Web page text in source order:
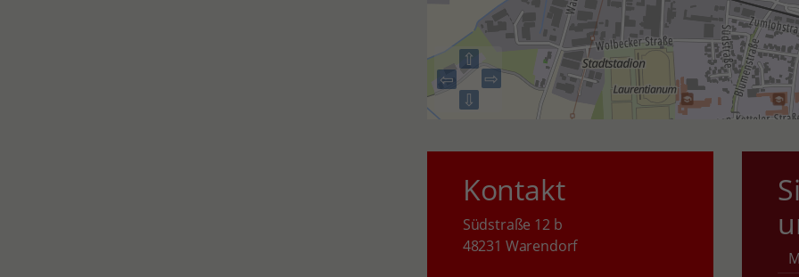
⇧
⇨
⇦
⇩
Kontakt
Südstraße 12 b
48231 Warendorf